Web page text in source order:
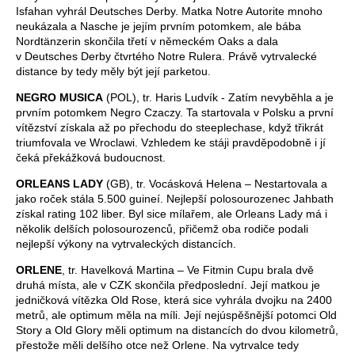
Isfahan vyhrál Deutsches Derby. Matka Notre Autorite mnoho
neukázala a Nasche je jejím prvním potomkem, ale bába
Nordtänzerin skončila třetí v německém Oaks a dala
v Deutsches Derby čtvrtého Notre Rulera. Právě vytrvalecké
distance by tedy měly být její parketou.
NEGRO MUSICA (POL), tr. Haris Ludvík - Zatím nevyběhla a je
prvním potomkem Negro Czaczy. Ta startovala v Polsku a první
vítězství získala až po přechodu do steeplechase, když třikrát
triumfovala ve Wroclawi. Vzhledem ke stáji pravděpodobně i jí
čeká překážková budoucnost.
ORLEANS LADY (GB), tr. Vocásková Helena – Nestartovala a
jako roček stála 5.500 guineí. Nejlepší polosourozenec Jahbath
získal rating 102 liber. Byl sice mílařem, ale Orleans Lady má i
několik delších polosourozenců, přičemž oba rodiče podali
nejlepší výkony na vytrvaleckých distancích.
ORLENE , tr. Havelková Martina – Ve Fitmin Cupu brala dvě
druhá místa, ale v CZK skončila předposlední. Její matkou je
jedničková vítězka Old Rose, která sice vyhrála dvojku na 2400
metrů, ale optimum měla na míli. Její nejúspěšnější potomci Old
Story a Old Glory měli optimum na distancích do dvou kilometrů,
přestože měli delšího otce než Orlene. Na vytrvalce tedy